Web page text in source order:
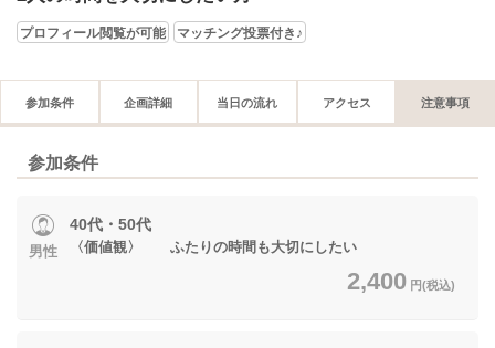
プロフィール閲覧が可能 マッチング投票付き♪
参加条件 企画詳細 当日の流れ アクセス 注意事項
参加条件
男性
40代・50代
〈価値観〉 ふたりの時間も大切にしたい
2,400 円(税込)